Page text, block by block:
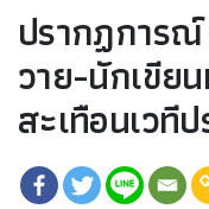
ปรากฏการ
วาย-นักเขีย
สะเทือนเวที